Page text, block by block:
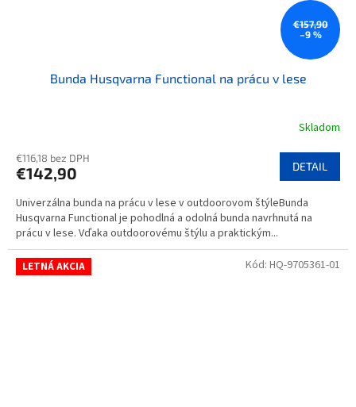
€157,90
–9 %
Bunda Husqvarna Functional na prácu v lese
Skladom
€116,18 bez DPH
€142,90 DETAIL
Univerzálna bunda na prácu v lese v outdoorovom štýleBunda
Husqvarna Functional je pohodlná a odolná bunda navrhnutá na
prácu v lese. Vďaka outdoorovému štýlu a praktickým...
LETNÁ AKCIA Kód: HQ-9705361-01